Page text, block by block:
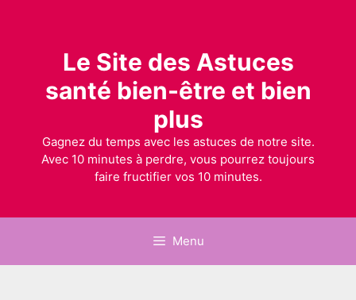
Le Site des Astuces
santé bien-être et bien
plus
Gagnez du temps avec les astuces de notre site.
Avec 10 minutes à perdre, vous pourrez toujours
faire fructifier vos 10 minutes.
Menu